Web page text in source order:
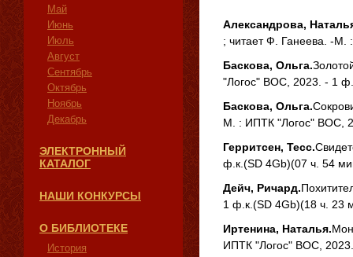
Май
Июнь
Июль
Август
Сентябрь
Октябрь
Ноябрь
Декабрь
ЭЛЕКТРОННЫЙ
КАТАЛОГ
НАШИ КОНКУРСЫ
О БИБЛИОТЕКЕ
История
Александрова,
; читает Ф. Ганеева. -
Баскова, Ольга.
"Логос" ВОС, 2023. - 1
Баскова, Ольга.
М. : ИПТК "Логос" ВОС,
Герритсен, Тесс.
ф.к.(SD 4Gb)(07 ч. 54
Дейч, Ричард.
1 ф.к.(SD 4Gb)(18 ч. 23
Иртенина, Наталья.
ИПТК "Логос" ВОС,